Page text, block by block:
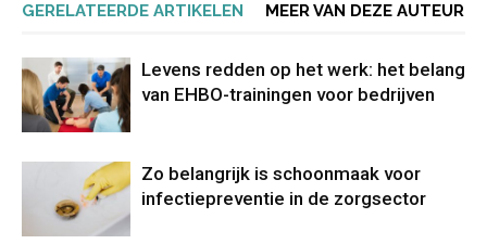
GERELATEERDE ARTIKELEN MEER VAN DEZE AUTEUR
Levens redden op het werk: het belang
van EHBO-trainingen voor bedrijven
Zo belangrijk is schoonmaak voor
infectiepreventie in de zorgsector